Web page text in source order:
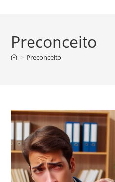
Preconceito
> Preconceito